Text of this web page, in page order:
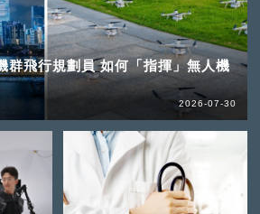
群飛行規劃員 如何「指揮」無人機
2026-07-30